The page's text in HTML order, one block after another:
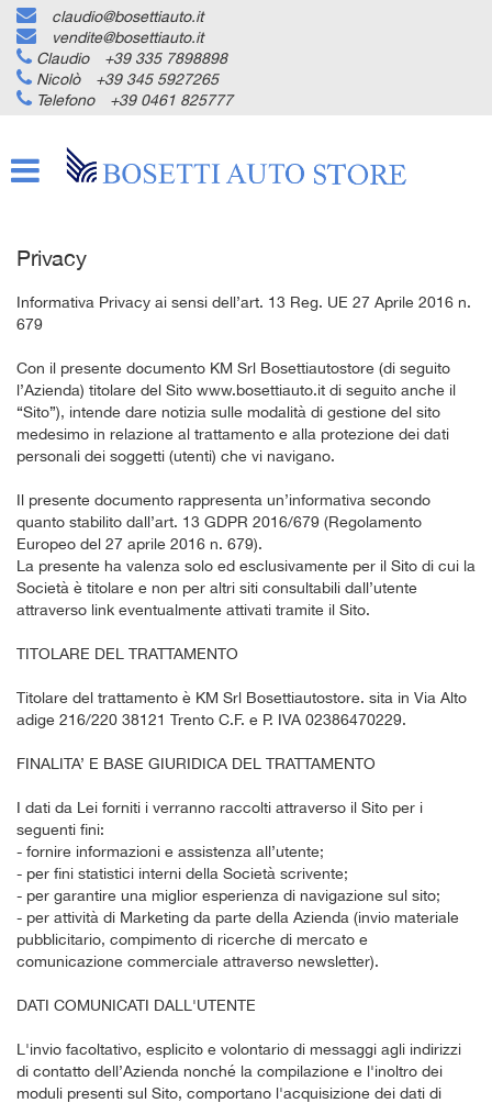
HOME
AZIENDA
LISTA VEICOLI
NEWS
claudio@bosettiauto.it
vendite@bosettiauto.it
Claudio
+39 335 7898898
Nicolò
+39 345 5927265
Telefono
+39 0461 825777
Privacy
Informativa Privacy ai sensi dell’art. 13 Reg. UE 27 Aprile 2016 n.
679
Con il presente documento KM Srl Bosettiautostore (di seguito
l’Azienda) titolare del Sito www.bosettiauto.it di seguito anche il
“Sito”), intende dare notizia sulle modalità di gestione del sito
medesimo in relazione al trattamento e alla protezione dei dati
personali dei soggetti (utenti) che vi navigano.
Il presente documento rappresenta un’informativa secondo
quanto stabilito dall’art. 13 GDPR 2016/679 (Regolamento
Europeo del 27 aprile 2016 n. 679).
La presente ha valenza solo ed esclusivamente per il Sito di cui la
Società è titolare e non per altri siti consultabili dall’utente
attraverso link eventualmente attivati tramite il Sito.
TITOLARE DEL TRATTAMENTO
Titolare del trattamento è KM Srl Bosettiautostore. sita in Via Alto
adige 216/220 38121 Trento C.F. e P. IVA 02386470229.
FINALITA’ E BASE GIURIDICA DEL TRATTAMENTO
I dati da Lei forniti i verranno raccolti attraverso il Sito per i
seguenti fini:
- fornire informazioni e assistenza all’utente;
- per fini statistici interni della Società scrivente;
- per garantire una miglior esperienza di navigazione sul sito;
- per attività di Marketing da parte della Azienda (invio materiale
pubblicitario, compimento di ricerche di mercato e
comunicazione commerciale attraverso newsletter).
DATI COMUNICATI DALL'UTENTE
L'invio facoltativo, esplicito e volontario di messaggi agli indirizzi
di contatto dell’Azienda nonché la compilazione e l'inoltro dei
moduli presenti sul Sito, comportano l'acquisizione dei dati di